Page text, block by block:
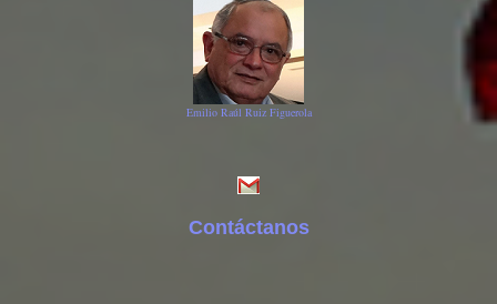
Emilio Raúl Ruiz Figuerola
Contáctanos